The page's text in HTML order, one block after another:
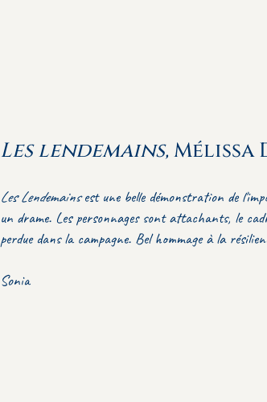
Les lendemains, Mélissa
Les Lendemainsest une belle démonstration de
un drame. Les personnages sont attachants, le
perdue dans la campagne. Bel hommage à la
Sonia